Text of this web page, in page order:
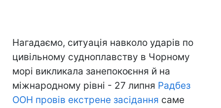
Нагадаємо, ситуація навколо ударів по
цивільному судноплавству в Чорному
морі викликала занепокоєння й на
міжнародному рівні - 27 липня Радбез
ООН провів екстрене засідання саме